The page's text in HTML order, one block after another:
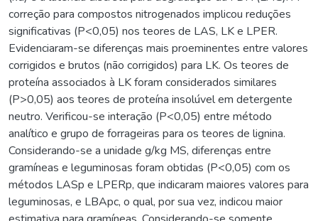
correção para compostos nitrogenados implicou reduções
significativas (P<0,05) nos teores de LAS, LK e LPER.
Evidenciaram-se diferenças mais proeminentes entre valores
corrigidos e brutos (não corrigidos) para LK. Os teores de
proteína associados à LK foram considerados similares
(P>0,05) aos teores de proteína insolúvel em detergente
neutro. Verificou-se interação (P<0,05) entre método
analítico e grupo de forrageiras para os teores de lignina.
Considerando-se a unidade g/kg MS, diferenças entre
gramíneas e leguminosas foram obtidas (P<0,05) com os
métodos LASp e LPERp, que indicaram maiores valores para
leguminosas, e LBApc, o qual, por sua vez, indicou maior